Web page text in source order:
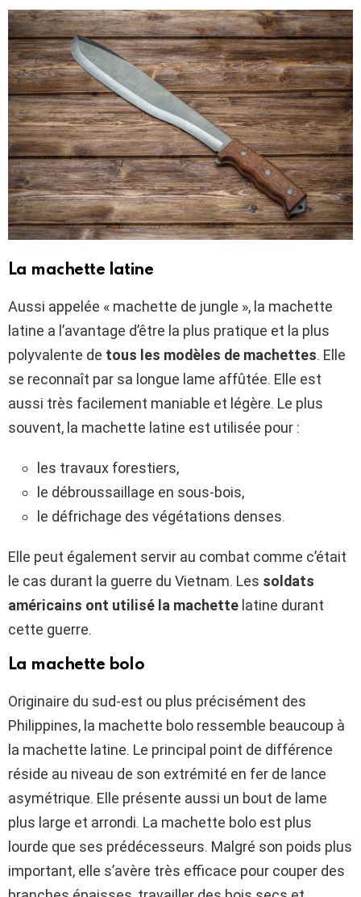
La machette latine
Aussi appelée « machette de jungle », la machette
latine a l’avantage d’être la plus pratique et la plus
polyvalente de tous les modèles de machettes. Elle
se reconnaît par sa longue lame affûtée. Elle est
aussi très facilement maniable et légère. Le plus
souvent, la machette latine est utilisée pour :
les travaux forestiers,
le débroussaillage en sous-bois,
le défrichage des végétations denses.
Elle peut également servir au combat comme c’était
le cas durant la guerre du Vietnam. Les soldats
américains ont utilisé la machette latine durant
cette guerre.
La machette bolo
Originaire du sud-est ou plus précisément des
Philippines, la machette bolo ressemble beaucoup à
la machette latine. Le principal point de différence
réside au niveau de son extrémité en fer de lance
asymétrique. Elle présente aussi un bout de lame
plus large et arrondi. La machette bolo est plus
lourde que ses prédécesseurs. Malgré son poids plus
important, elle s’avère très efficace pour couper des